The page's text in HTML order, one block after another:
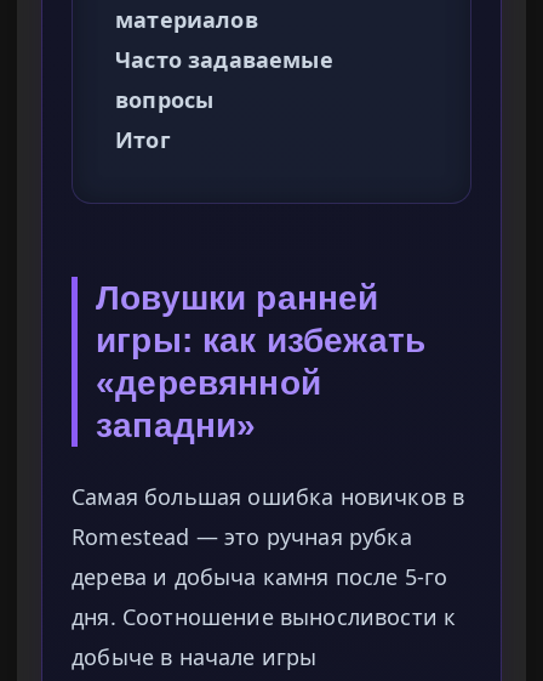
материалов
Часто задаваемые
вопросы
Итог
Ловушки ранней
игры: как избежать
«деревянной
западни»
Самая большая ошибка новичков в
Romestead — это ручная рубка
дерева и добыча камня после 5-го
дня. Соотношение выносливости к
добыче в начале игры